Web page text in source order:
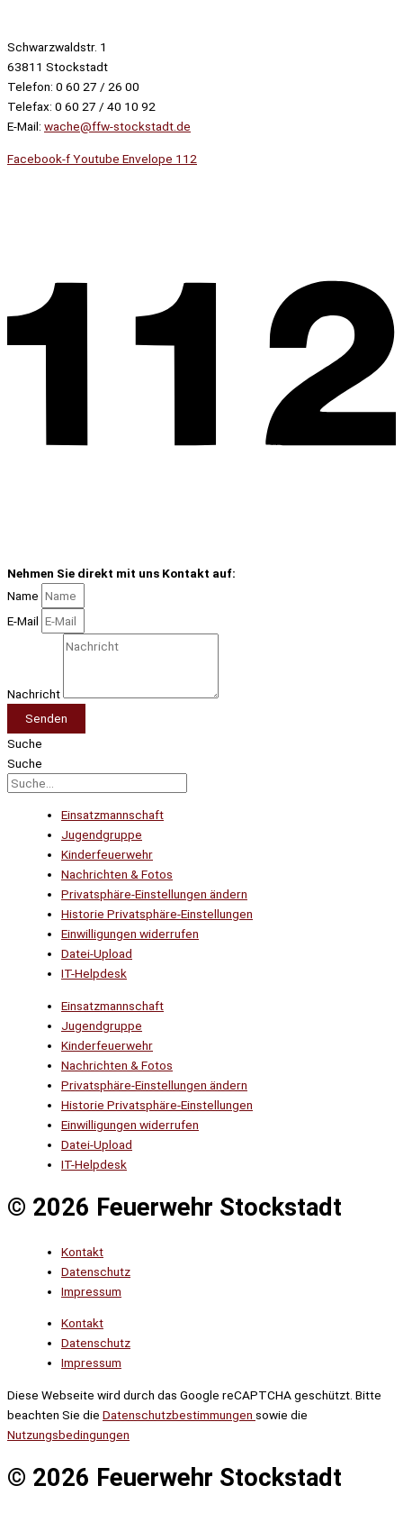
Schwarzwaldstr. 1
63811 Stockstadt
Telefon: 0 60 27 / 26 00
Telefax: 0 60 27 / 40 10 92
E-Mail: wache@ffw-stockstadt.de
Facebook-fYoutube Envelope 112
Nehmen Sie direkt mit uns Kontakt auf:
Name
E-Mail
Nachricht
Senden
Suche
Suche
Einsatzmannschaft
Jugendgruppe
Kinderfeuerwehr
Nachrichten & Fotos
Privatsphäre-Einstellungen ändern
Historie Privatsphäre-Einstellungen
Einwilligungen widerrufen
Datei-Upload
IT-Helpdesk
Einsatzmannschaft
Jugendgruppe
Kinderfeuerwehr
Nachrichten & Fotos
Privatsphäre-Einstellungen ändern
Historie Privatsphäre-Einstellungen
Einwilligungen widerrufen
Datei-Upload
IT-Helpdesk
© 2026 Feuerwehr Stockstadt
Kontakt
Datenschutz
Impressum
Kontakt
Datenschutz
Impressum
Diese Webseite wird durch das Google reCAPTCHA geschützt. Bitte
beachten Sie die Datenschutzbestimmungen sowie die
Nutzungsbedingungen
© 2026 Feuerwehr Stockstadt